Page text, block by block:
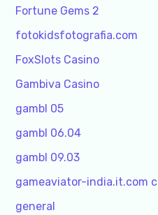
Fortune Gems 2
fotokidsfotografia.com
FoxSlots Casino
Gambiva Casino
gambl 05
gambl 06.04
gambl 09.03
gameaviator-india.it.com c
general